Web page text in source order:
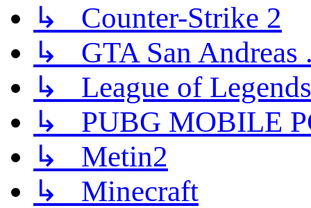
↳ Counter-Strike 2
↳ GTA San Andreas
↳ League of Legends
↳ PUBG MOBILE
↳ Metin2
↳ Minecraft